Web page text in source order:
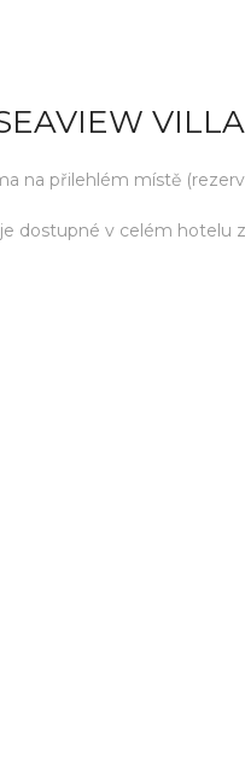
na přilehlém místě
dostupné v celém hotelu